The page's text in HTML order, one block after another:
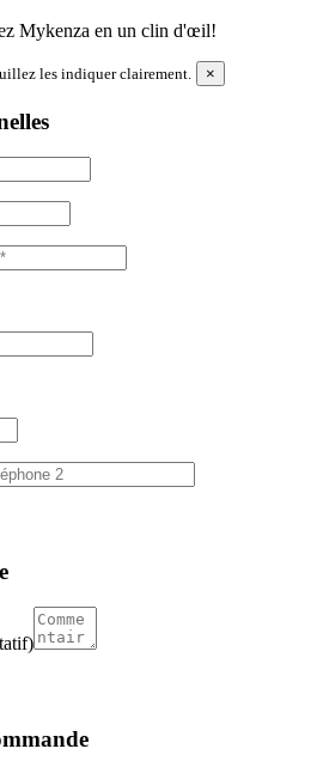
Mykenza en un clin d'œil!
les indiquer clairement. ×